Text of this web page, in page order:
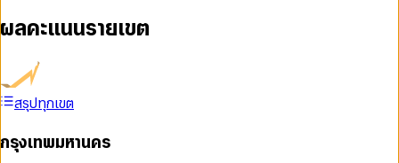
ผลคะแนนรายเขต
สรุปทุกเขต
กรุงเทพมหานคร